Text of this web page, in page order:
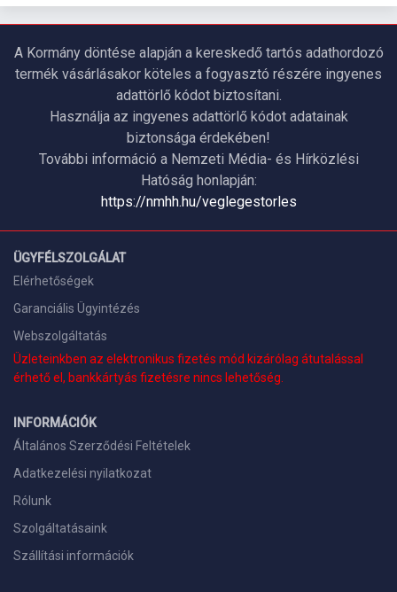
A Kormány döntése alapján a kereskedő tartós adathordozó
termék vásárlásakor köteles a fogyasztó részére ingyenes
adattörlő kódot biztosítani.
Használja az ingyenes adattörlő kódot adatainak
biztonsága érdekében!
További információ a Nemzeti Média- és Hírközlési
Hatóság honlapján:
https://nmhh.hu/veglegestorles
ÜGYFÉLSZOLGÁLAT
Elérhetőségek
Garanciális Ügyintézés
Webszolgáltatás
Üzleteinkben az elektronikus fizetés mód kizárólag átutalással
érhető el, bankkártyás fizetésre nincs lehetőség.
INFORMÁCIÓK
Általános Szerződési Feltételek
Adatkezelési nyilatkozat
Rólunk
Szolgáltatásaink
Szállítási információk